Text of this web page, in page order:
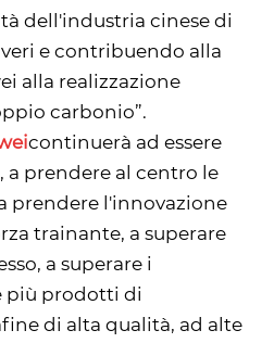
dell'industria cinese di
e contribuendo alla
alla realizzazione
carbonio”.
continuerà ad essere
prendere al centro le
prendere l'innovazione
trainante, a superare
a superare i
più prodotti di
di alta qualità, ad alte